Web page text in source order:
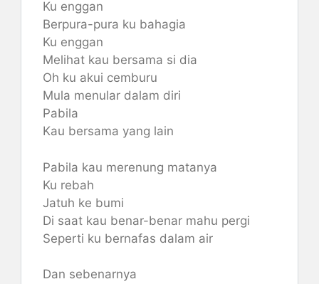
Ku enggan
Berpura-pura ku bahagia
Ku enggan
Melihat kau bersama si dia
Oh ku akui cemburu
Mula menular dalam diri
Pabila
Kau bersama yang lain
Pabila kau merenung matanya
Ku rebah
Jatuh ke bumi
Di saat kau benar-benar mahu pergi
Seperti ku bernafas dalam air
Dan sebenarnya